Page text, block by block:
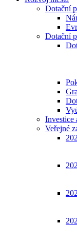
Dotační
Dotační
Investice
Veřejné